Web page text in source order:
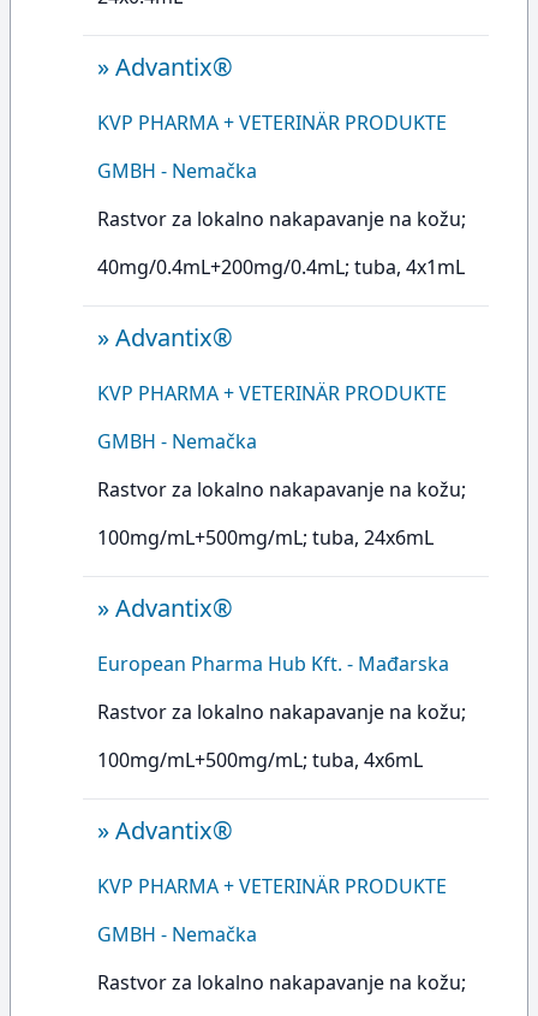
»Advantix®
KVP PHARMA + VETERINÄR PRODUKTE
GMBH - Nemačka
Rastvor za lokalno nakapavanje na kožu;
40mg/0.4mL+200mg/0.4mL; tuba, 4x1mL
»Advantix®
KVP PHARMA + VETERINÄR PRODUKTE
GMBH - Nemačka
Rastvor za lokalno nakapavanje na kožu;
100mg/mL+500mg/mL; tuba, 24x6mL
»Advantix®
European Pharma Hub Kft. - Mađarska
Rastvor za lokalno nakapavanje na kožu;
100mg/mL+500mg/mL; tuba, 4x6mL
»Advantix®
KVP PHARMA + VETERINÄR PRODUKTE
GMBH - Nemačka
Rastvor za lokalno nakapavanje na kožu;